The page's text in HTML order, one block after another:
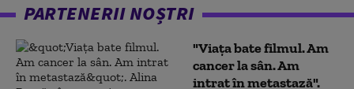
PARTENERII NOȘTRI
"Viața bate filmul. Am
cancer la sân. Am
intrat în metastază".